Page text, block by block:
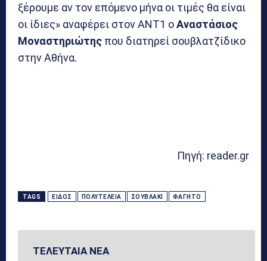
ξέρουμε αν τον επόμενο μήνα οι τιμές θα είναι
οι ίδιες» αναφέρει στον ΑΝΤ1 οΑναστάσιος
Μοναστηριώτης που διατηρεί σουβλατζίδικο
στην Αθήνα.
Πηγή: reader.gr
TAGS ΕΊΔΟΣ ΠΟΛΥΤΈΛΕΙΑ ΣΟΥΒΛΆΚΙ ΦΑΓΗΤΟ
ΤΕΛΕΥΤΑΙΑ ΝΕΑ